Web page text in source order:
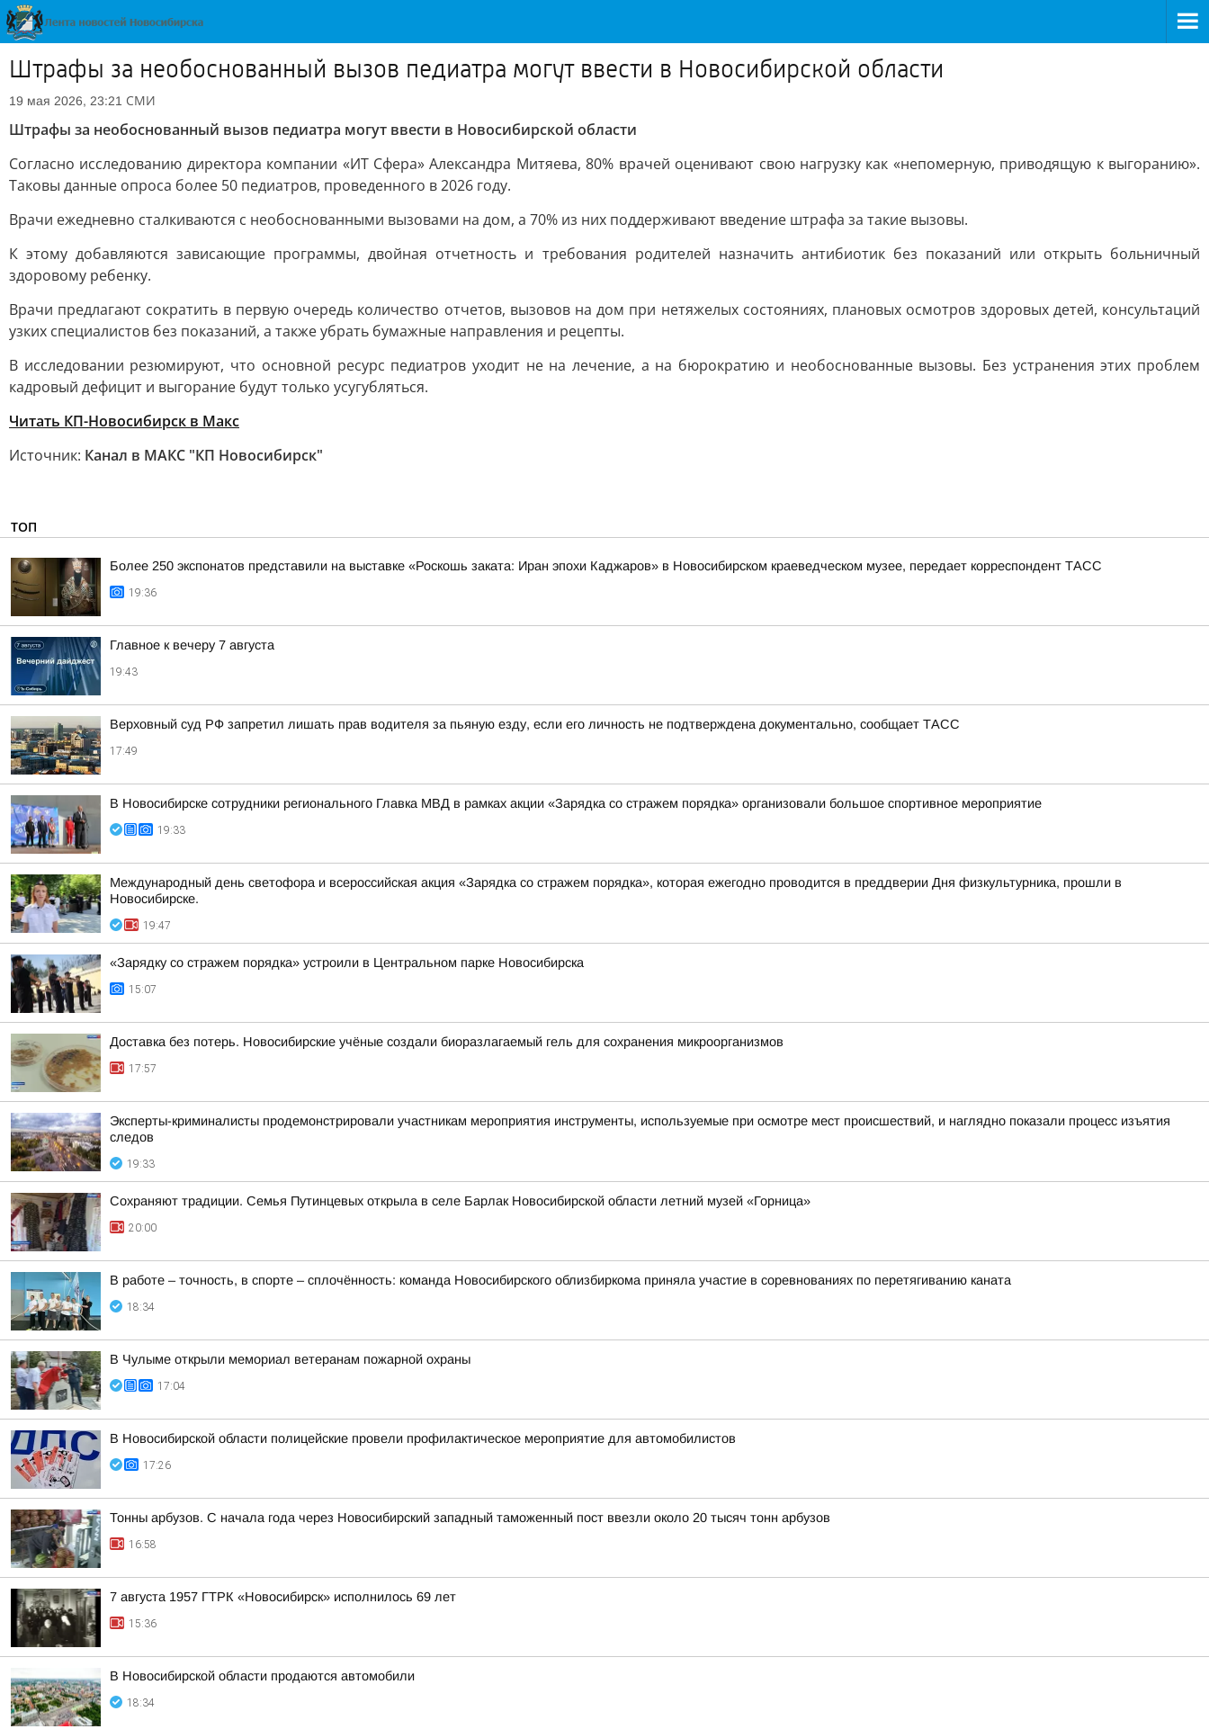
Штрафы за необоснованный вызов педиатра могут ввести в Новосибирской области
19 мая 2026, 23:21 СМИ
Штрафы за необоснованный вызов педиатра могут ввести в Новосибирской области
Согласно исследованию директора компании «ИТ Сфера» Александра Митяева, 80% врачей оценивают свою нагрузку как «непомерную, приводящую к выгоранию».
Таковы данные опроса более 50 педиатров, проведенного в 2026 году.
Врачи ежедневно сталкиваются с необоснованными вызовами на дом, а 70% из них поддерживают введение штрафа за такие вызовы.
К этому добавляются зависающие программы, двойная отчетность и требования родителей назначить антибиотик без показаний или открыть больничный
здоровому ребенку.
Врачи предлагают сократить в первую очередь количество отчетов, вызовов на дом при нетяжелых состояниях, плановых осмотров здоровых детей, консультаций
узких специалистов без показаний, а также убрать бумажные направления и рецепты.
В исследовании резюмируют, что основной ресурс педиатров уходит не на лечение, а на бюрократию и необоснованные вызовы. Без устранения этих проблем
кадровый дефицит и выгорание будут только усугубляться.
Читать КП-Новосибирск в Mакс
Источник: Канал в МАКС "КП Новосибирск"
ТОП
Более 250 экспонатов представили на выставке «Роскошь заката: Иран эпохи Каджаров» в Новосибирском краеведческом музее, передает корреспондент ТАСС
19:36
Главное к вечеру 7 августа
19:43
Верховный суд РФ запретил лишать прав водителя за пьяную езду, если его личность не подтверждена документально, сообщает ТАСС
17:49
В Новосибирске сотрудники регионального Главка МВД в рамках акции «Зарядка со стражем порядка» организовали большое спортивное мероприятие
19:33
Международный день светофора и всероссийская акция «Зарядка со стражем порядка», которая ежегодно проводится в преддверии Дня физкультурника, прошли в
Новосибирске.
19:47
«Зарядку со стражем порядка» устроили в Центральном парке Новосибирска
15:07
Доставка без потерь. Новосибирские учёные создали биоразлагаемый гель для сохранения микроорганизмов
17:57
Эксперты-криминалисты продемонстрировали участникам мероприятия инструменты, используемые при осмотре мест происшествий, и наглядно показали процесс изъятия
следов
19:33
Сохраняют традиции. Семья Путинцевых открыла в селе Барлак Новосибирской области летний музей «Горница»
20:00
В работе – точность, в спорте – сплочённость: команда Новосибирского облизбиркома приняла участие в соревнованиях по перетягиванию каната
18:34
В Чулыме открыли мемориал ветеранам пожарной охраны
17:04
В Новосибирской области полицейские провели профилактическое мероприятие для автомобилистов
17:26
Тонны арбузов. С начала года через Новосибирский западный таможенный пост ввезли около 20 тысяч тонн арбузов
16:58
7 августа 1957 ГТРК «Новосибирск» исполнилось 69 лет
15:36
В Новосибирской области продаются автомобили
18:34